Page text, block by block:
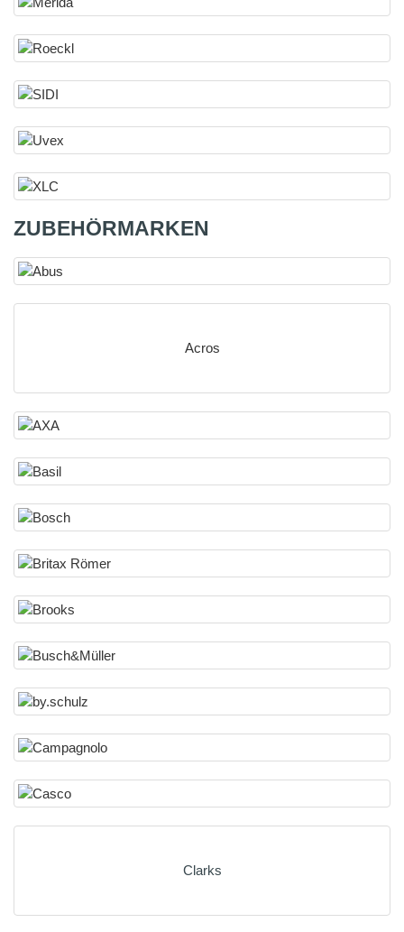
ZUBEHÖRMARKEN
Acros
Clarks